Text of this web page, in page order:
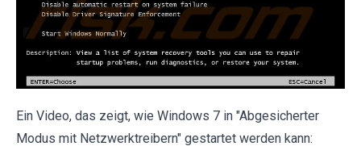
Ein Video, das zeigt, wie Windows 7 in "Abgesicherter
Modus mit Netzwerktreibern" gestartet werden kann: